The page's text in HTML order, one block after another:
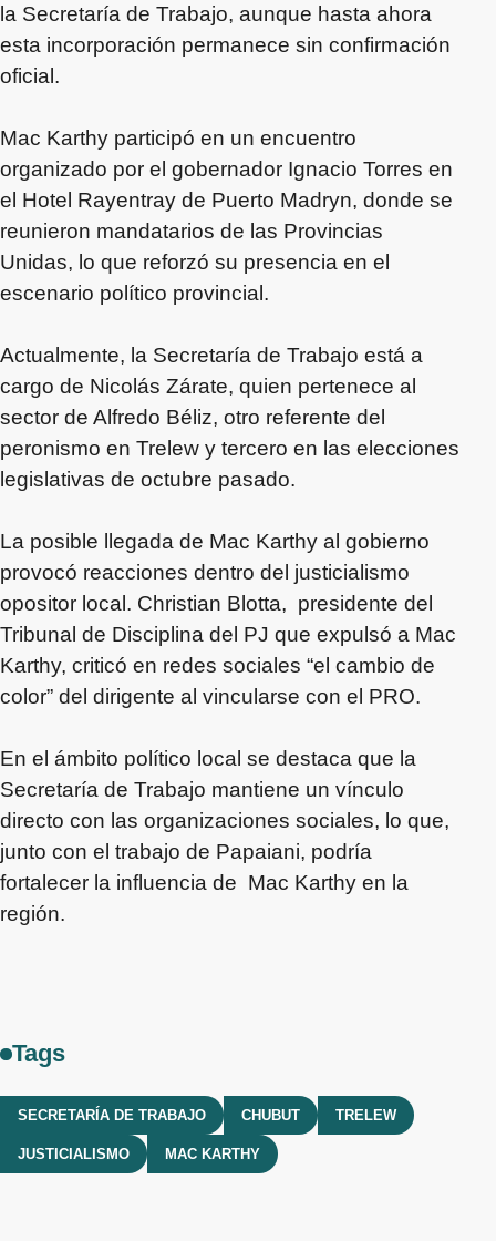
la Secretaría de Trabajo, aunque hasta ahora
esta incorporación permanece sin confirmación
oficial.
Mac Karthy participó en un encuentro
organizado por el gobernador Ignacio Torres en
el Hotel Rayentray de Puerto Madryn, donde se
reunieron mandatarios de las Provincias
Unidas, lo que reforzó su presencia en el
escenario político provincial.
Actualmente, la Secretaría de Trabajo está a
cargo de Nicolás Zárate, quien pertenece al
sector de Alfredo Béliz, otro referente del
peronismo en Trelew y tercero en las elecciones
legislativas de octubre pasado.
La posible llegada de Mac Karthy al gobierno
provocó reacciones dentro del justicialismo
opositor local. Christian Blotta, presidente del
Tribunal de Disciplina del PJ que expulsó a Mac
Karthy, criticó en redes sociales “el cambio de
color” del dirigente al vincularse con el PRO.
En el ámbito político local se destaca que la
Secretaría de Trabajo mantiene un vínculo
directo con las organizaciones sociales, lo que,
junto con el trabajo de Papaiani, podría
fortalecer la influencia de Mac Karthy en la
región.
Tags
SECRETARÍA DE TRABAJO CHUBUT TRELEW
JUSTICIALISMO MAC KARTHY